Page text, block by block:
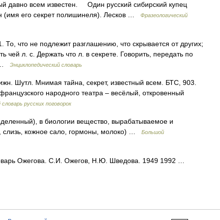
давно всем известен. Один русский сибирский купец
(имя его секрет полишинеля). Лесков …
Фразеологический
что не подлежит разглашению, что скрывается от других;
чей л. с. Держать что л. в секрете. Говорить, передать по
Энциклопедический словарь
Шутл. Мнимая тайна, секрет, известный всем. БТС, 903.
народного театра – весёлый, откровенный
русских поговорок
в биологии вещество, вырабатываемое и
слизь, кожное сало, гормоны, молоко) …
Большой
Ожегова. С.И. Ожегов, Н.Ю. Шведова. 1949 1992 …